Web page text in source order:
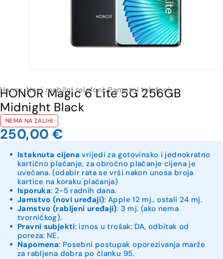
Honor,Novi mobilni telefoni,Pametni telefoni
HONOR Magic 6 Lite 5G 256GB
Midnight Black
NEMA NA ZALIHI
250,00 €
Istaknuta cijena vrijedi za gotovinsko i jednokratno
kartično plaćanje, za obročno plaćanje cijena je
uvećana. (odabir rata se vrši nakon unosa broja
kartice na koraku plaćanja)
Isporuka: 2-5 radnih dana.
Jamstvo (novi uređaji): Apple 12 mj., ostali 24 mj.
Jamstvo (rabljeni uređaji): 3 mj. (ako nema
tvorničkog).
Pravni subjekti: iznos u trošak: DA, odbitak od
poreza: NE.
Napomena: Posebni postupak oporezivanja marže
za rabljena dobra po članku 95.